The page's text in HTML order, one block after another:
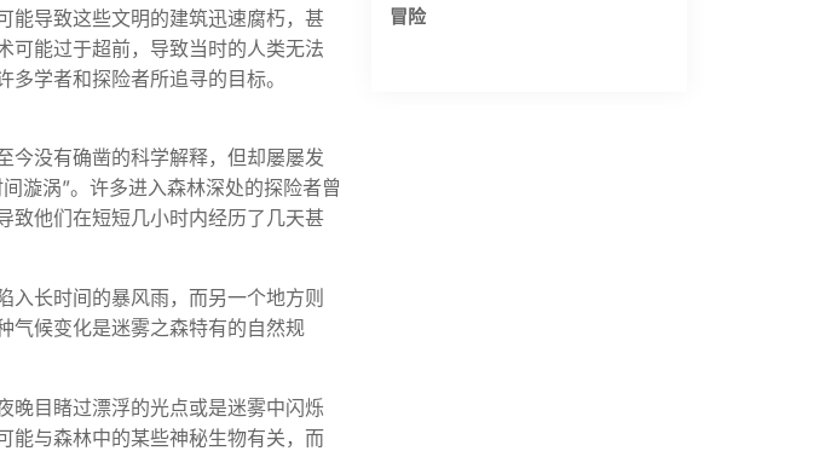
能导致这些文明的建筑迅速腐朽，甚
可能过于超前，导致当时的人类无法
学者和探险者所追寻的目标。
今没有确凿的科学解释，但却屡屡发
漩涡”。许多进入森林深处的探险者曾
致他们在短短几小时内经历了几天甚
入长时间的暴风雨，而另一个地方则
气候变化是迷雾之森特有的自然规
晚目睹过漂浮的光点或是迷雾中闪烁
能与森林中的某些神秘生物有关，而
冒险